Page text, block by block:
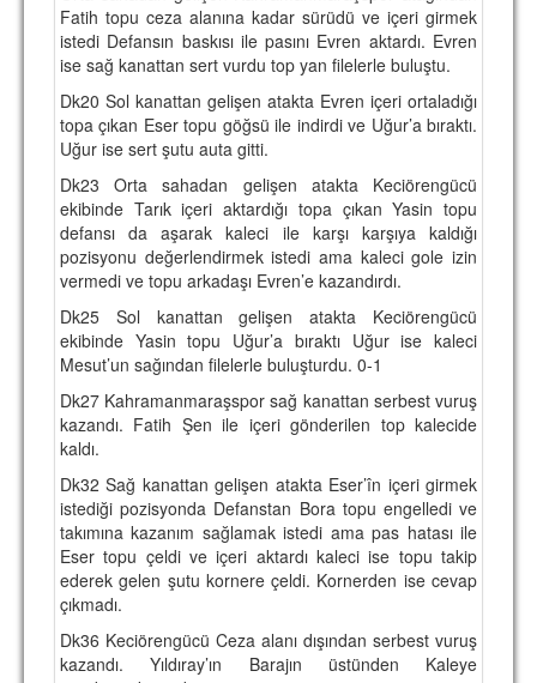
İRTİBAT
SİTE İSTATİSTİKLERİ
REKLAM YAYINI
Fatih topu ceza alanına kadar sürüdü ve içeri girmek
istedi Defansın baskısı ile pasını Evren aktardı. Evren
ise sağ kanattan sert vurdu top yan filelerle buluştu.
Dk20 Sol kanattan gelişen atakta Evren içeri ortaladığı
topa çıkan Eser topu göğsü ile indirdi ve Uğur’a bıraktı.
Uğur ise sert şutu auta gitti.
Dk23 Orta sahadan gelişen atakta Keciörengücü
ekibinde Tarık içeri aktardığı topa çıkan Yasin topu
defansı da aşarak kaleci ile karşı karşıya kaldığı
pozisyonu değerlendirmek istedi ama kaleci gole izin
vermedi ve topu arkadaşı Evren’e kazandırdı.
Dk25 Sol kanattan gelişen atakta Keciörengücü
ekibinde Yasin topu Uğur’a bıraktı Uğur ise kaleci
Mesut’un sağından filelerle buluşturdu. 0-1
Dk27 Kahramanmaraşspor sağ kanattan serbest vuruş
kazandı. Fatih Şen ile içeri gönderilen top kalecide
kaldı.
Dk32 Sağ kanattan gelişen atakta Eser’în içeri girmek
istediği pozisyonda Defanstan Bora topu engelledi ve
takımına kazanım sağlamak istedi ama pas hatası ile
Eser topu çeldi ve içeri aktardı kaleci ise topu takip
ederek gelen şutu kornere çeldi. Kornerden ise cevap
çıkmadı.
Dk36 Keciörengücü Ceza alanı dışından serbest vuruş
kazandı. Yıldıray’ın Barajın üstünden Kaleye